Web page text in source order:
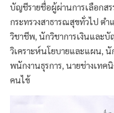
บัญชีรายชื่อผู้ผ่านการเลือกส
กระทรวงสาธารณสุขทั่วไป ต
วิชาชีพ, นักวิชาการเงินและ
วิเคราะห์นโยบายและแผน, นั
พนักงานธุรการ, นายช่างเท
คนไข้